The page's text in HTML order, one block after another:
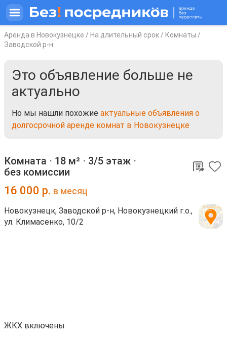
Аренда в Новокузнецке / На длительный срок / Комнаты /
Заводской р-н
Это объявление больше не
актуально
Но мы нашли похожие актуальные объявления о
долгосрочной аренде комнат в Новокузнецке
Комната ⋅ 18 м² ⋅ 3/5 этаж ⋅
без комиссии
16 000 р. в месяц
Новокузнецк, Заводской р-н, Новокузнецкий г.о.,
ул. Климасенко, 10/2
ЖКХ включены